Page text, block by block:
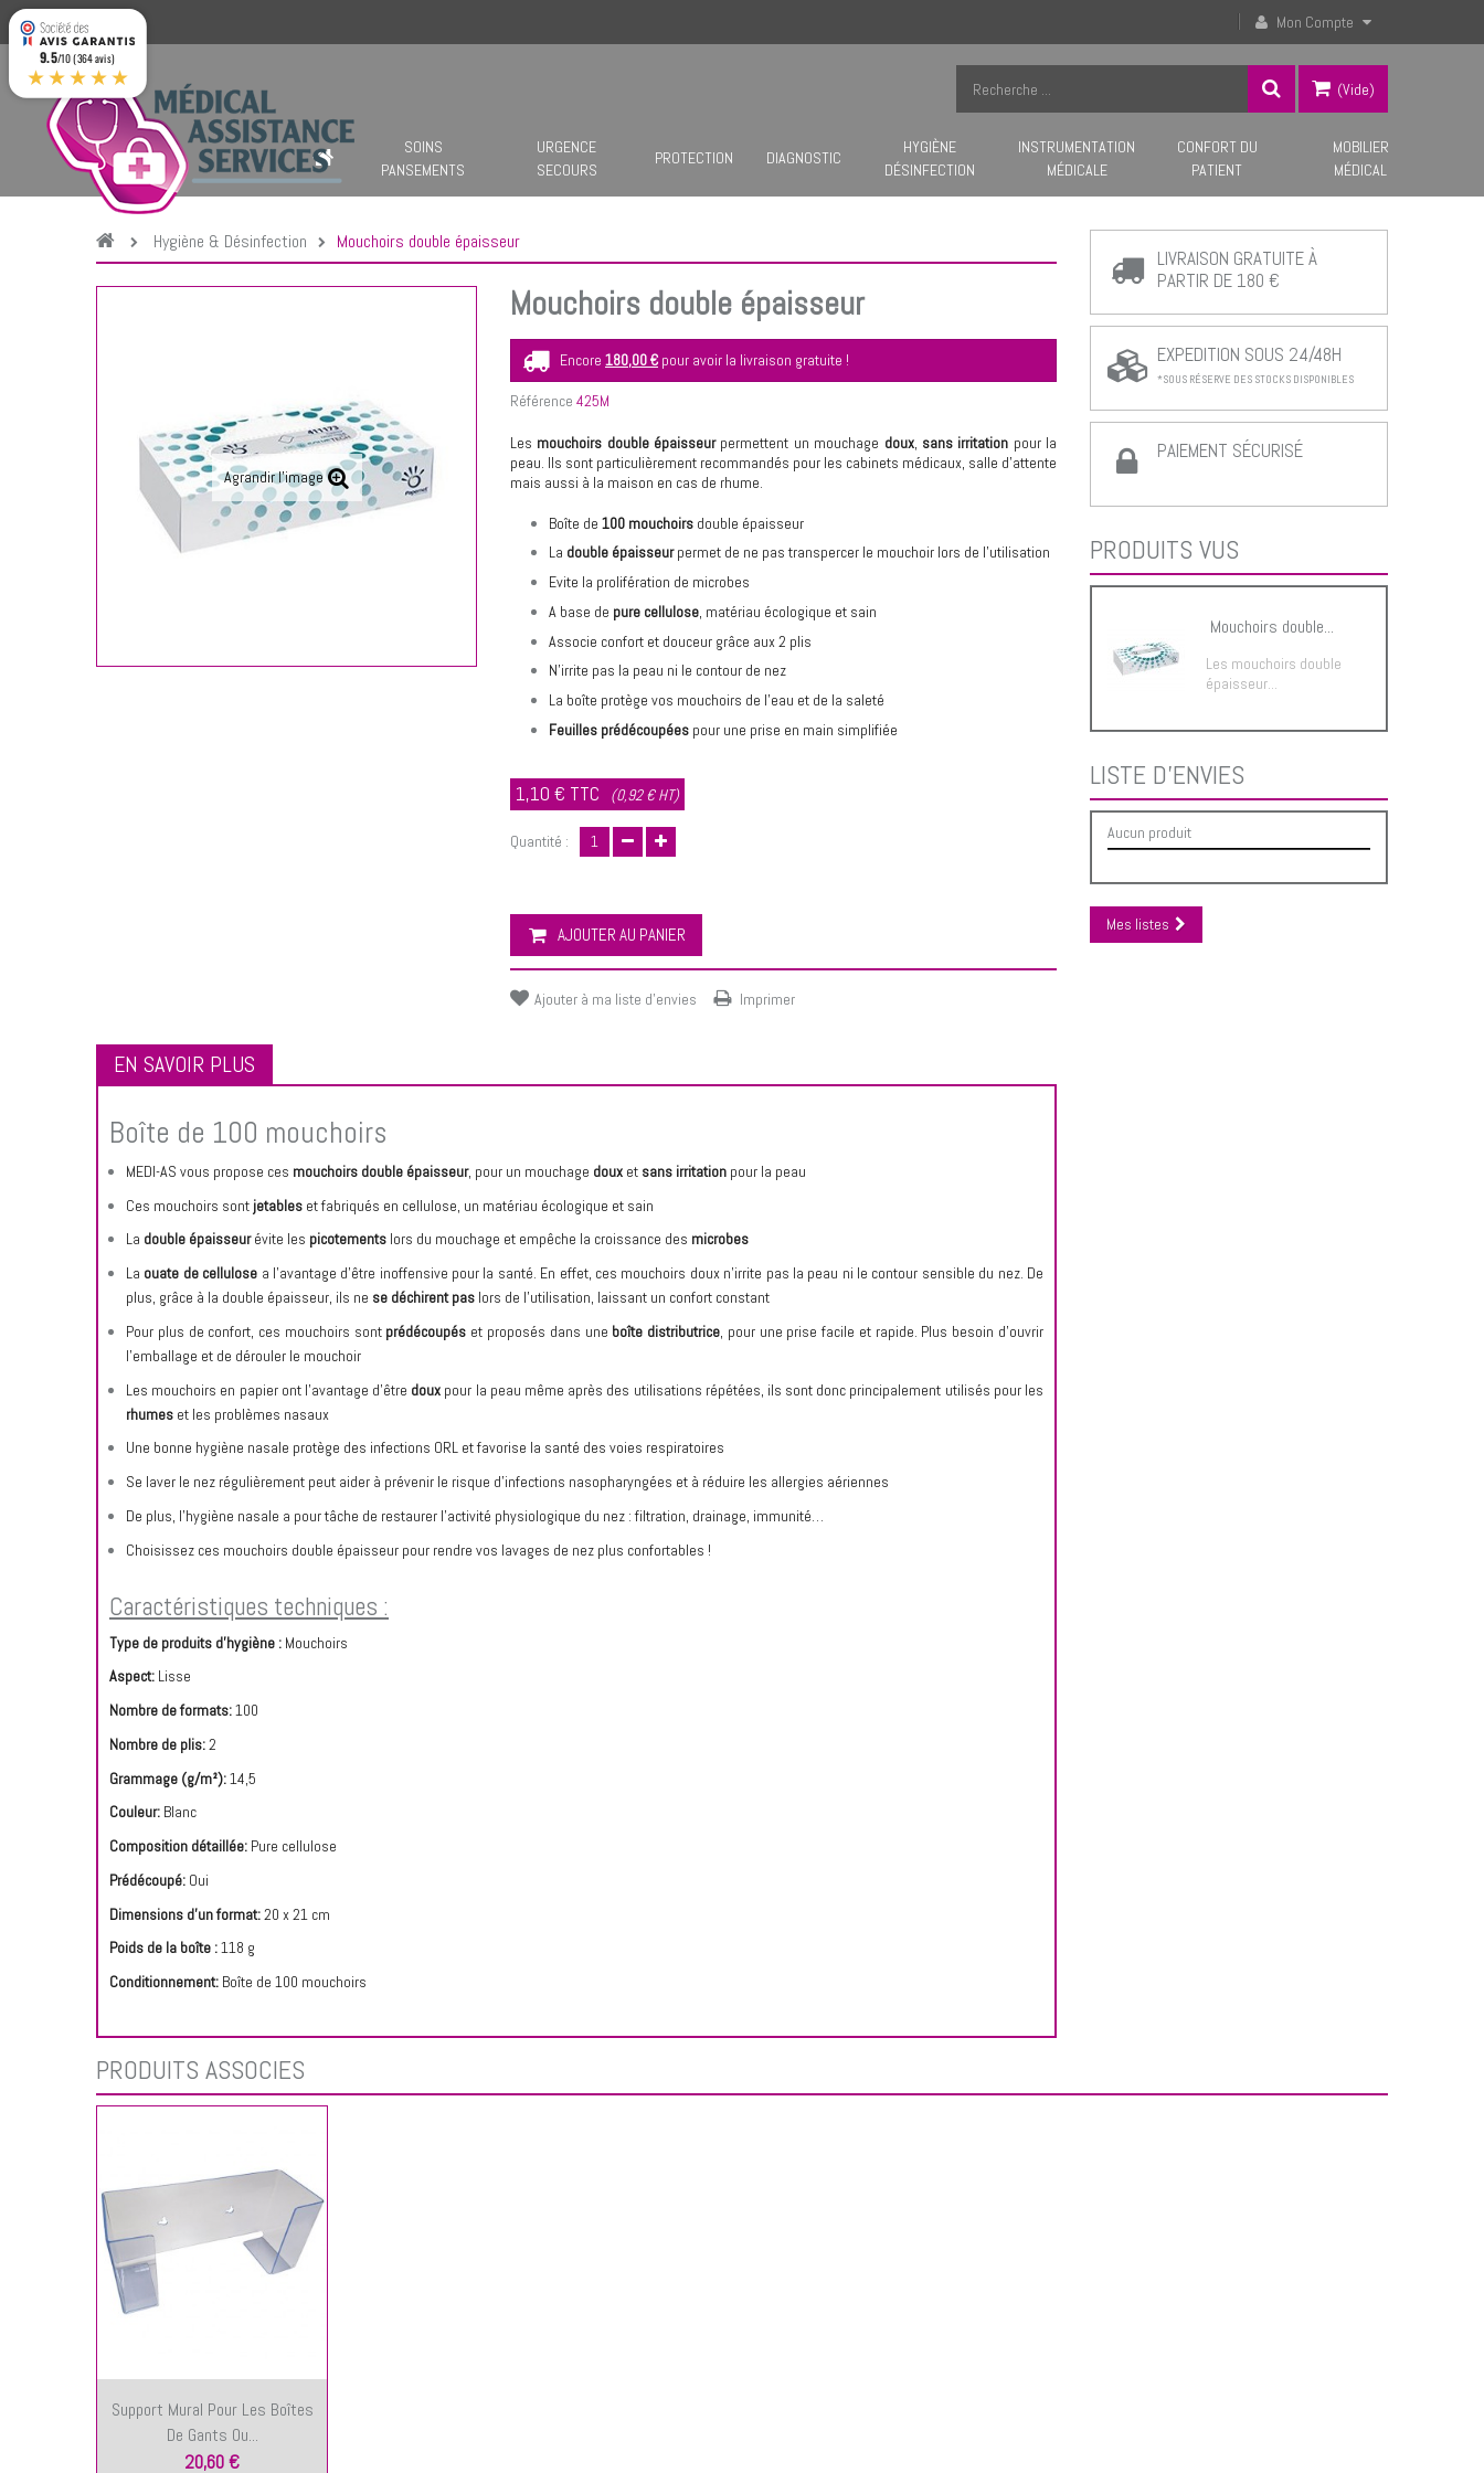
Mon Compte
(vide)
SOINS
PANSEMENTS
URGENCE
SECOURS
PROTECTION DIAGNOSTIC
HYGIÈNE
DÉSINFECTION
INSTRUMENTATION
MÉDICALE
CONFORT DU
PATIENT
MOBILIER
MÉDICAL
Hygiène & Désinfection Mouchoirs double épaisseur
Agrandir l'image
Mouchoirs double épaisseur
Encore 180,00 € pour avoir la livraison gratuite !
Référence 425M
Les mouchoirs double épaisseurpermettent un mouchage doux, sans irritation pour la
peau. Ils sont particulièrement recommandés pour les cabinets médicaux, salle d’attente
mais aussi à la maison en cas de rhume.
Boîte de 100 mouchoirs double épaisseur
La double épaisseurpermet de ne pas transpercer le mouchoir lors de l’utilisation
Evite la prolifération de microbes
A base de pure cellulose, matériau écologique et sain
Associe confort et douceur grâce aux 2 plis
N’irrite pas la peau ni le contour de nez
La boîte protège vos mouchoirs de l’eau et de la saleté
Feuilles prédécoupées pour une prise en main simplifiée
1,10 € TTC (0,92 € HT)
Quantité :
AJOUTER AU PANIER
Ajouter à ma liste d'envies Imprimer
EN SAVOIR PLUS
Boîte de 100 mouchoirs
MEDI-AS vous propose ces mouchoirs double épaisseur, pour un mouchage doux et sans irritation pour la peau
Ces mouchoirs sont jetables et fabriqués en cellulose, un matériau écologique et sain
La double épaisseurévite les picotements lors du mouchage et empêche la croissance des microbes
La ouate de cellulose a l'avantage d'être inoffensive pour la santé. En effet, ces mouchoirs doux n'irrite pas la peau ni le contour sensible du nez. De
plus, grâce à la double épaisseur, ils ne se déchirent pas lors de l'utilisation, laissant un confort constant
Pour plus de confort, ces mouchoirs sont prédécoupés et proposés dans une boîte distributrice, pour une prise facile et rapide. Plus besoin d'ouvrir
l'emballage et de dérouler le mouchoir
Les mouchoirs en papier ont l'avantage d'être doux pour la peau même après des utilisations répétées, ils sont donc principalement utilisés pour les
rhumes et les problèmes nasaux
Une bonne hygiène nasale protège des infections ORL et favorise la santé des voies respiratoires
Se laver le nez régulièrement peut aider à prévenir le risque d'infections nasopharyngées et à réduire les allergies aériennes
De plus, l'hygiène nasale a pour tâche de restaurer l'activité physiologique du nez : filtration, drainage, immunité…
Choisissez ces mouchoirs double épaisseur pour rendre vos lavages de nez plus confortables !
Caractéristiques techniques :
Type de produits d'hygiène : Mouchoirs
Aspect: Lisse
Nombre de formats:100
Nombre de plis:2
Grammage (g/m²):14,5
Couleur: Blanc
Composition détaillée: Pure cellulose
Prédécoupé: Oui
Dimensions d'un format:20 x 21 cm
Poids de la boîte :118 g
Conditionnement: Boîte de 100 mouchoirs
LIVRAISON GRATUITE À
PARTIR DE 180 €
EXPEDITION SOUS 24/48H
*SOUS RÉSERVE DES STOCKS DISPONIBLES
PAIEMENT SÉCURISÉ
PRODUITS VUS
Mouchoirs double...
Les mouchoirs double
épaisseur...
LISTE D'ENVIES
Aucun produit
Mes listes
PRODUITS ASSOCIÉS
Support Mural Pour Les Boîtes
De Gants Ou...
20,60 €
9.5/10 (364 avis)
★★★★★